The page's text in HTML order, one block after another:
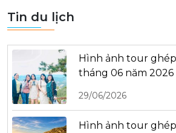
Tin du lịch
Hình ảnh tour
tháng 06 năm 2026
29/06/2026
Hình ảnh tour